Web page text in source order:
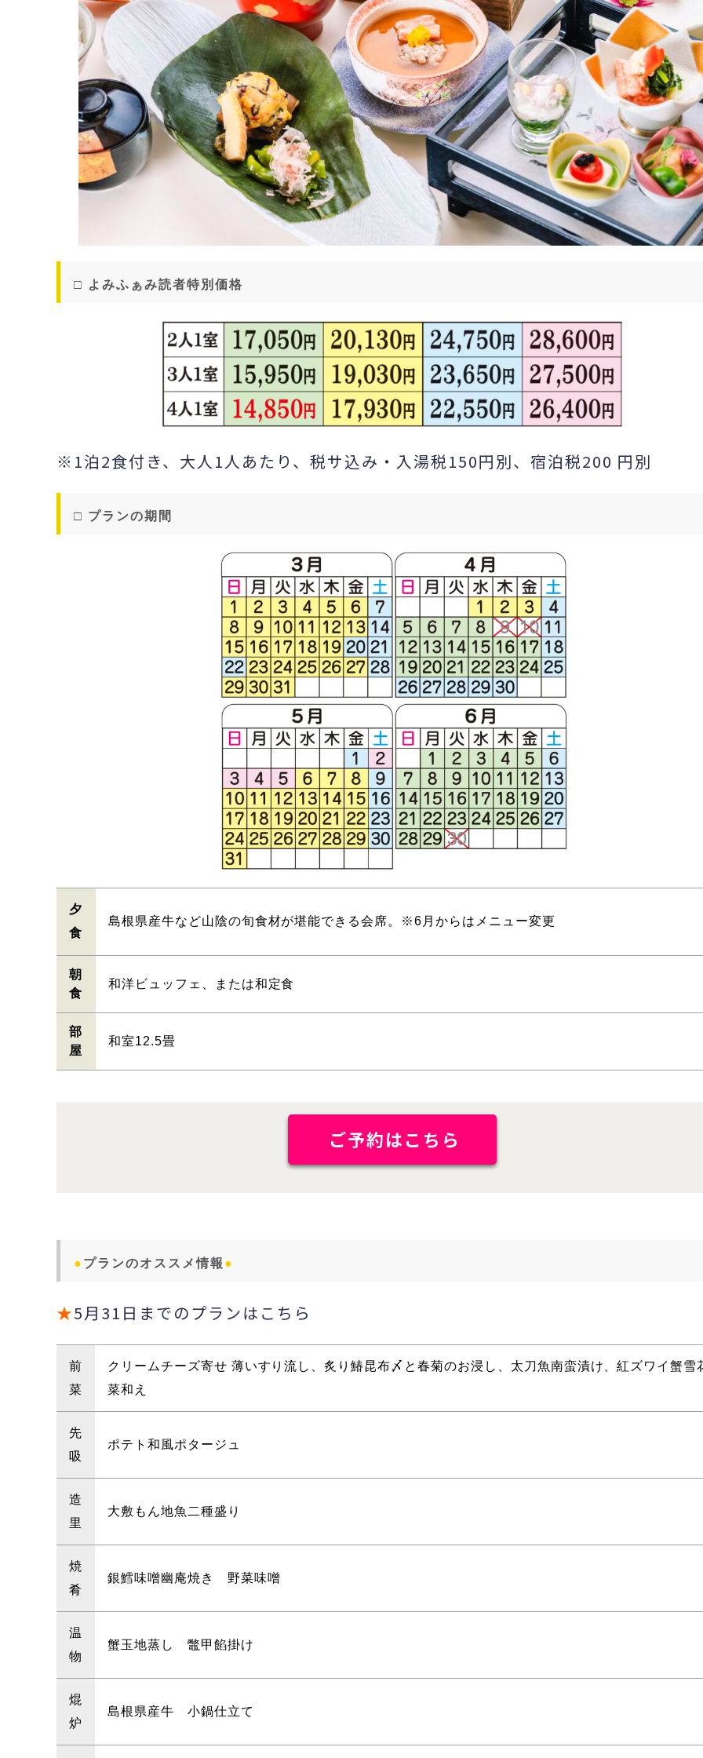
□ よみふぁみ読者特別価格
※1泊2食付き、大人1人あたり、税サ込み・入湯税150円別、宿泊税200 円別
□ プランの期間
夕
食
島根県産牛など山陰の旬食材が堪能できる会席。※6月からはメニュー変更
朝
食
和洋ビュッフェ、または和定食
部
屋
和室12.5畳
ご予約はこちら
● プランのオススメ情報 ●
★5月31日までのプランはこちら
前
菜
クリームチーズ寄せ 薄いすり流し、炙り鰆昆布〆と春菊のお浸し、太刀魚南蛮漬け、紅ズワイ蟹雪
菜和え
先
吸
ポテト和風ポタージュ
造
里
大敷もん地魚二種盛り
焼
肴
銀鱈味噌幽庵焼き 野菜味噌
温
物
蟹玉地蒸し 鼈甲餡掛け
焜
炉
島根県産牛 小鍋仕立て